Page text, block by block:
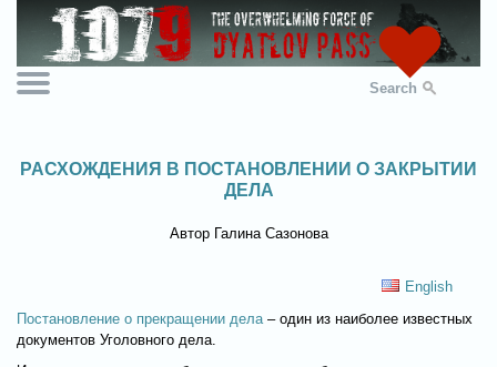
Search
РАСХОЖДЕНИЯ В ПОСТАНОВЛЕНИИ О ЗАКРЫТИИ
ДЕЛА
Автор Галина Сазонова
English
Постановление о прекращении дела – один из наиболее известных
документов Уголовного дела.